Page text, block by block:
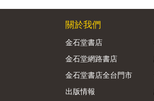
關於我們
金石堂書店
金石堂網路書店
金石堂書店全台門市
出版情報